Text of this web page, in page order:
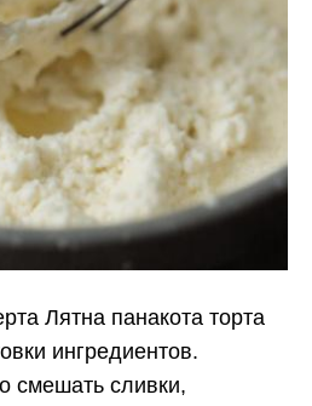
Лятна панакота торта
ингредиентов.
смешать сливки,